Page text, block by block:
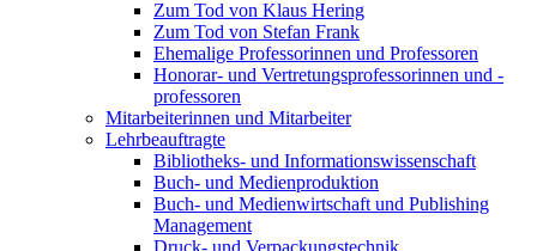
Zum Tod von Klaus Hering
Zum Tod von Stefan Frank
Ehemalige Professorinnen und Professoren
Honorar- und Vertretungsprofessorinnen und -
professoren
Mitarbeiterinnen und Mitarbeiter
Lehrbeauftragte
Bibliotheks- und Informationswissenschaft
Buch- und Medienproduktion
Buch- und Medienwirtschaft und Publishing
Management
Druck- und Verpackungstechnik